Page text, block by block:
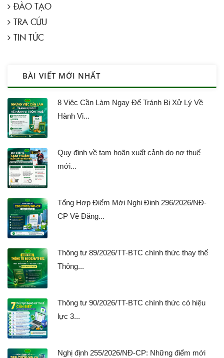
ĐÀO TẠO
TRA CỨU
TIN TỨC
BÀI VIẾT MỚI NHẤT
8 Việc Cần Làm Ngay Để Tránh Bị Xử Lý Về
Hành Vi...
Quy định về tạm hoãn xuất cảnh do nợ thuế
mới...
Tổng Hợp Điểm Mới Nghị Định 296/2026/NĐ-
CP Về Đăng...
Thông tư 89/2026/TT-BTC chính thức thay thế
Thông...
Thông tư 90/2026/TT-BTC chính thức có hiệu
lực 3...
Nghị định 255/2026/NĐ-CP: Những điểm mới